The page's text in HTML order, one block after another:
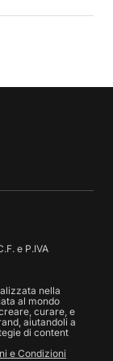
e P.IVA
nella
al mondo
curare, e
aiutandoli a
di content
e Condizioni